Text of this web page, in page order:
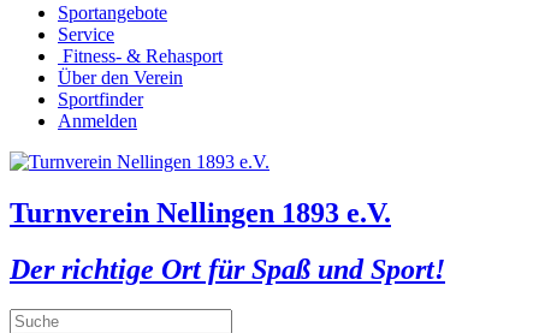
Sportangebote
Service
Fitness- & Rehasport
Über den Verein
Sportfinder
Anmelden
Turnverein Nellingen 1893 e.V.
Der richtige Ort für Spaß und Sport!